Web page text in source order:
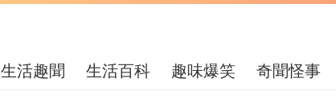
生活趣聞 生活百科 趣味爆笑 奇聞怪事